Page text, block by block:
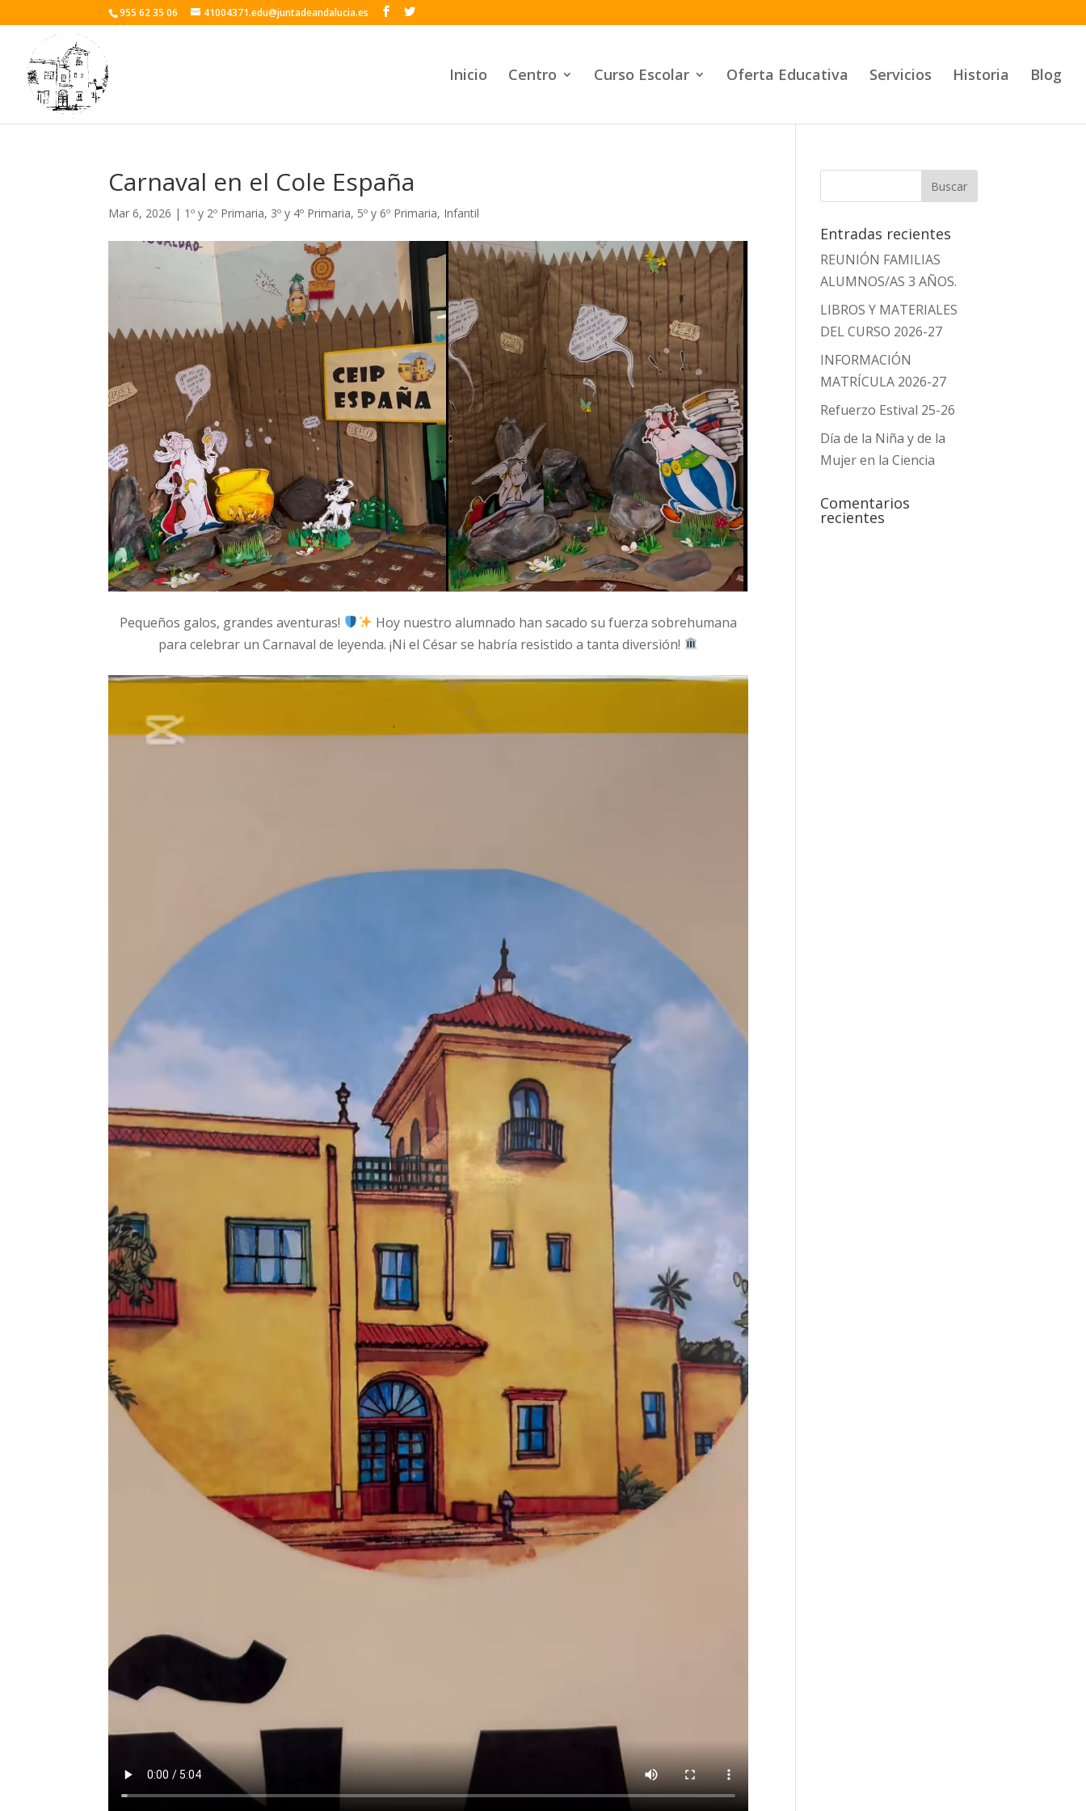
955 62 35 06 41004371.edu@juntadeandalucia.es
Inicio Centro Curso Escolar Oferta Educativa Servicios Historia Blog
Carnaval en el Cole España
Mar 6, 2026 | 1º y 2º Primaria, 3º y 4º Primaria, 5º y 6º Primaria, Infantil
Pequeños galos, grandes aventuras!
Hoy nuestro alumnado han sacado su fuerza sobrehumana
para celebrar un Carnaval de leyenda. ¡Ni el César se habría resistido a tanta diversión!
Entradas recientes
REUNIÓN FAMILIAS
ALUMNOS/AS 3 AÑOS.
LIBROS Y MATERIALES
DEL CURSO 2026-27
INFORMACIÓN
MATRÍCULA 2026-27
Refuerzo Estival 25-26
Día de la Niña y de la
Mujer en la Ciencia
Comentarios
recientes